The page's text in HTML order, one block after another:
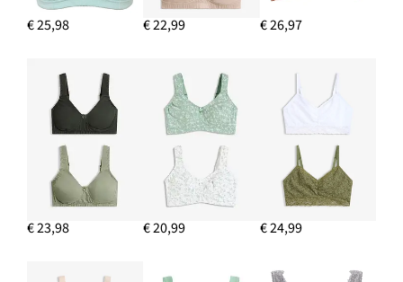
€ 25,98 € 22,99 € 26,97
€ 23,98 € 20,99 € 24,99